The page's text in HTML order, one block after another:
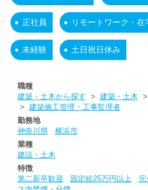
正社員 リモートワーク・在
未経験 土日祝日休み
職種
建築・土木から探す > 建築・土木 >
> 建築施工管理・工事監理者
勤務地
神奈川県
横浜市
業種
建設・土木
特徴
第二新卒歓迎
固定給25万円以上 完